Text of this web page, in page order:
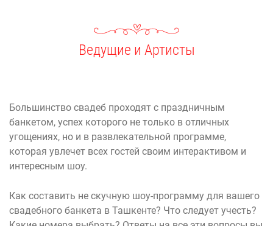
Ведущие и Артисты
Большинство свадеб проходят с праздничным
банкетом, успех которого не только в отличных
угощениях, но и в развлекательной программе,
которая увлечет всех гостей своим интерактивом и
интересным шоу.
Как составить не скучную шоу-программу для вашего
свадебного банкета в Ташкенте? Что следует учесть?